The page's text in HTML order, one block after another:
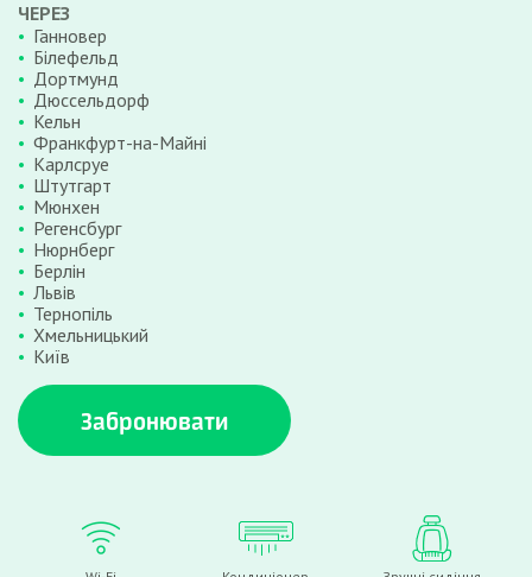
ЧЕРЕЗ
Ганновер
Білефельд
Дортмунд
Дюссельдорф
Кельн
Франкфурт-на-Майні
Карлсруе
Штутгарт
Мюнхен
Регенсбург
Нюрнберг
Берлін
Львів
Тернопіль
Хмельницький
Київ
Забронювати